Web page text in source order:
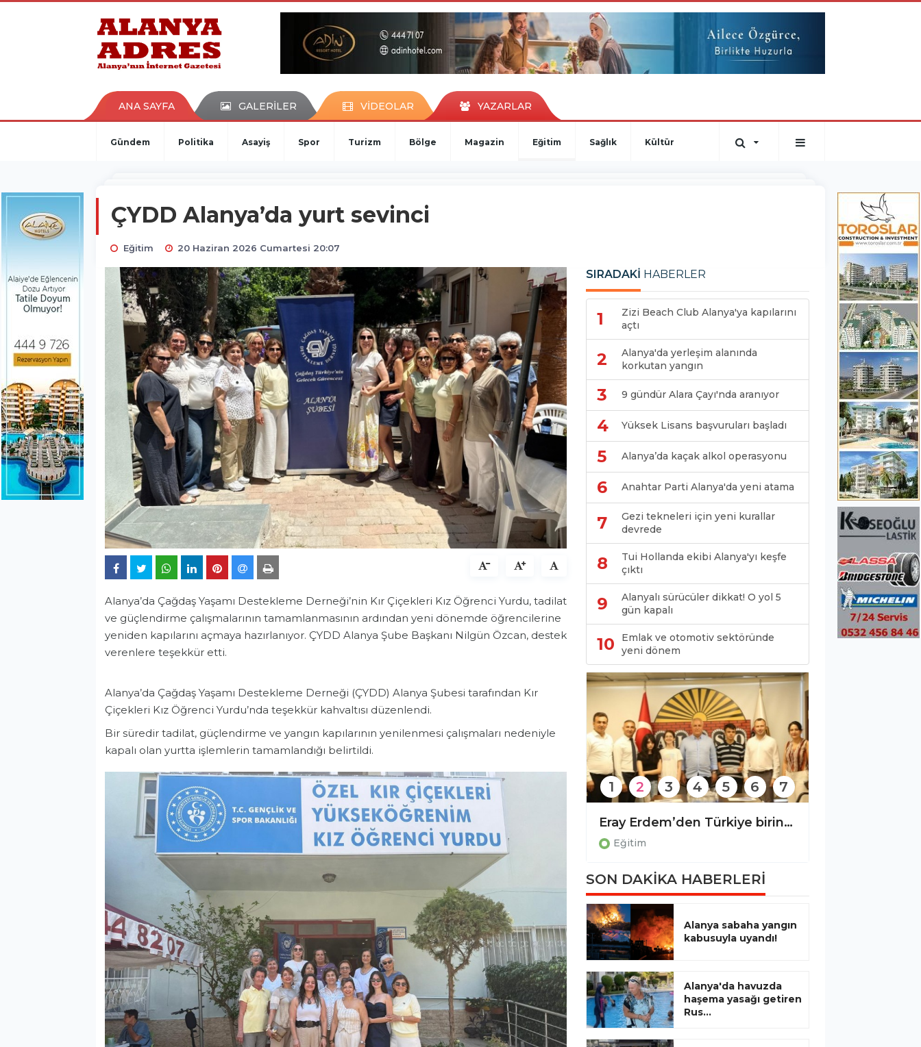
kaçak bahis
porno izle
ANA SAYFA GALERİLER VİDEOLAR YAZARLAR
Gündem Politika Asayiş Spor Turizm Bölge Magazin Eğitim Sağlık Kültür
ÇYDD Alanya’da yurt sevinci
Eğitim 20 Haziran 2026 Cumartesi 20:07
Alanya’da Çağdaş Yaşamı Destekleme Derneği’nin Kır Çiçekleri Kız Öğrenci Yurdu, tadilat
ve güçlendirme çalışmalarının tamamlanmasının ardından yeni dönemde öğrencilerine
yeniden kapılarını açmaya hazırlanıyor. ÇYDD Alanya Şube Başkanı Nilgün Özcan, destek
verenlere teşekkür etti.
Alanya’da Çağdaş Yaşamı Destekleme Derneği (ÇYDD) Alanya Şubesi tarafından Kır
Çiçekleri Kız Öğrenci Yurdu’nda teşekkür kahvaltısı düzenlendi.
Bir süredir tadilat, güçlendirme ve yangın kapılarının yenilenmesi çalışmaları nedeniyle
kapalı olan yurtta işlemlerin tamamlandığı belirtildi.
SIRADAKİ HABERLER
1
Zizi Beach Club Alanya'ya kapılarını
açtı
2
Alanya'da yerleşim alanında
korkutan yangın
3 9 gündür Alara Çayı'nda aranıyor
4 Yüksek Lisans başvuruları başladı
5 Alanya’da kaçak alkol operasyonu
6 Anahtar Parti Alanya'da yeni atama
7
Gezi tekneleri için yeni kurallar
devrede
8
Tui Hollanda ekibi Alanya'yı keşfe
çıktı
9
Alanyalı sürücüler dikkat! O yol 5
gün kapalı
10
Emlak ve otomotiv sektöründe
yeni dönem
Alanyalı öğrencilerden kardeş şehre anlamlı ziyaret!
Eğitim Eğitim
Türkiye birincisi öğrencisini ödüllendirdi!
Eğitim
1 2 3 4 5 6 7
SON DAKİKA HABERLERİ
Alanya sabaha yangın
kabusuyla uyandı!
Alanya'da havuzda
haşema yasağı getiren
Rus...